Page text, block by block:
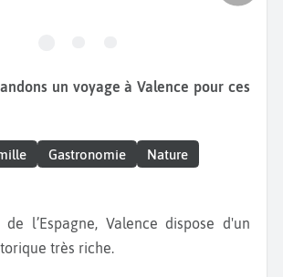
Gastronomie
Nature
très riche.